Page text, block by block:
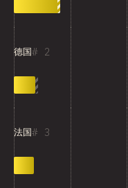
2
德国
3
法国